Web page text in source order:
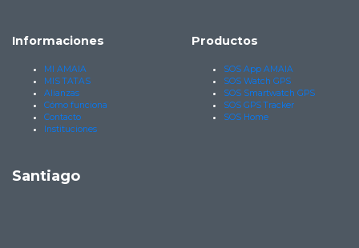
Informaciones
MI AMAIA
MIS TATAS
Alianzas
Cómo funciona
Contacto
Instituciones
Productos
SOS App AMAIA
SOS Watch GPS
SOS Smartwatch GPS
SOS GPS Tracker
SOS Home
Santiago